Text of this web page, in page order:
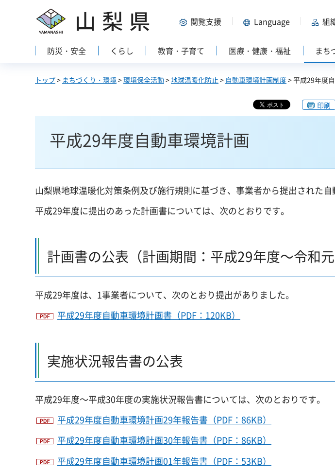
山梨県 閲覧支援 Language 組
防災・安全 くらし 教育・子育て 医療・健康・福祉 まち
トップ> まちづくり・環境>環境保全活動 >地球温暖化防止 > 自動車環境計画制度> 平成29年度
印刷
平成29年度自動車環境計画
山梨県地球温暖化対策条例及び施行規則に基づき、事業者から提出された自
平成29年度に提出のあった計画書については、次のとおりです。
計画書の公表（計画期間：平成29年度～令和元
平成29年度は、1事業者について、次のとおり提出がありました。
平成29年度自動車環境計画書（PDF：120KB）
実施状況報告書の公表
平成29年度～平成30年度の実施状況報告書については、次のとおりです。
平成29年度自動車環境計画29年報告書（PDF：86KB）
平成29年度自動車環境計画30年報告書（PDF：86KB）
平成29年度自動車環境計画01年報告書（PDF：53KB）